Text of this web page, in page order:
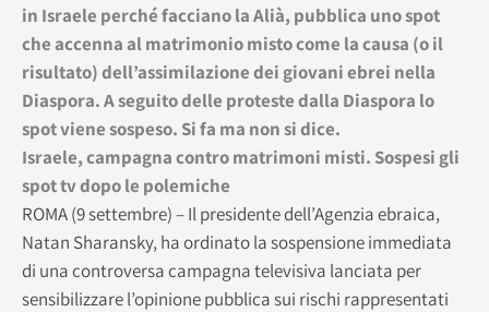
in Israele perché facciano la Alià, pubblica uno spot
che accenna al matrimonio misto come la causa (o il
risultato) dell’assimilazione dei giovani ebrei nella
Diaspora. A seguito delle proteste dalla Diaspora lo
spot viene sospeso. Si fa ma non si dice.
Israele, campagna contro matrimoni misti. Sospesi gli
spot tv dopo le polemiche
ROMA (9 settembre) – Il presidente dell’Agenzia ebraica,
Natan Sharansky, ha ordinato la sospensione immediata
di una controversa campagna televisiva lanciata per
sensibilizzare l’opinione pubblica sui rischi rappresentati